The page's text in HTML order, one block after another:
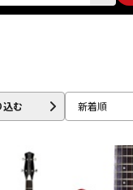
アン
込む 新着順